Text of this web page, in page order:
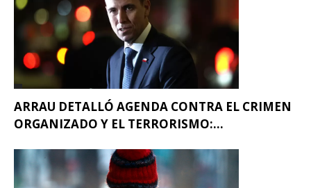
ARRAU DETALLÓ AGENDA CONTRA EL CRIMEN
ORGANIZADO Y EL TERRORISMO:...